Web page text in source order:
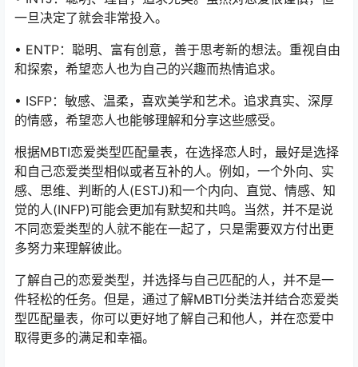
一旦决定了就会非常投入。
• ENTP：聪明、富有创意，善于思考新的想法。重视自由
和探索，希望恋人也为自己的兴趣而热情追求。
• ISFP：敏感、温柔，喜欢美学和艺术。追求真实、深厚
的情感，希望恋人也能够理解和分享这些感受。
根据MBTI恋爱类型匹配量表，在选择恋人时，最好是选择
和自己恋爱类型相似或者互补的人。例如，一个外向、实
感、思维、判断的人(ESTJ)和一个内向、直觉、情感、知
觉的人(INFP)可能会更加有默契和共鸣。当然，并不是说
不同恋爱类型的人就不能在一起了，只是需要双方付出更
多努力来理解彼此。
了解自己的恋爱类型，并选择与自己匹配的人，并不是一
件轻松的任务。但是，通过了解MBTI分类法并结合恋爱类
型匹配量表，你可以更好地了解自己和他人，并在恋爱中
取得更多的满足和幸福。